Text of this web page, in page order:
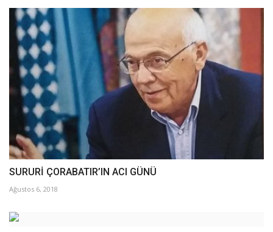
SURURİ ÇORABATIR’IN ACI GÜNÜ
Ağustos 6, 2018